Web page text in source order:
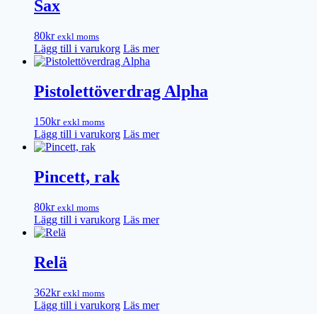
Sax
80kr exkl moms
Lägg till i varukorg Läs mer
Pistolettöverdrag Alpha
150kr exkl moms
Lägg till i varukorg Läs mer
Pincett, rak
80kr exkl moms
Lägg till i varukorg Läs mer
Relä
362kr exkl moms
Lägg till i varukorg Läs mer